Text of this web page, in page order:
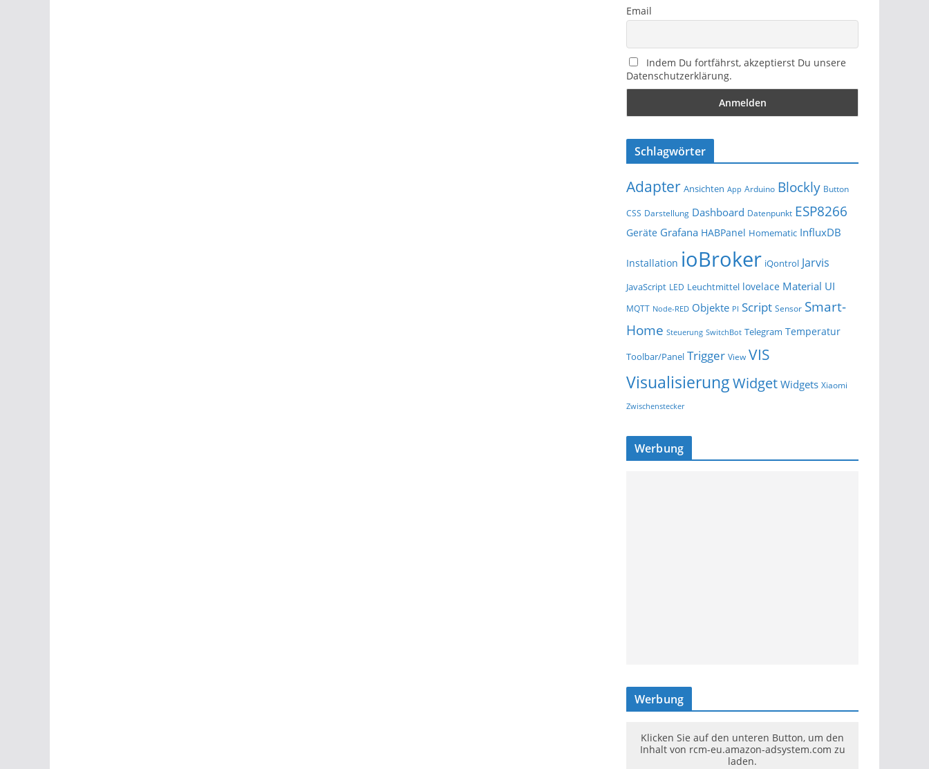
Email
Indem Du fortfährst, akzeptierst Du unsere
Datenschutzerklärung.
Schlagwörter
Adapter Ansichten App Arduino Blockly Button
CSS Darstellung Dashboard Datenpunkt ESP8266
Geräte Grafana HABPanel Homematic InfluxDB
Installation ioBroker iQontrol Jarvis
JavaScript LED Leuchtmittel lovelace Material UI
MQTT Node-RED Objekte PI Script Sensor Smart-
Home Steuerung SwitchBot Telegram Temperatur
Toolbar/Panel Trigger View VIS
VisualisierungWidget Widgets Xiaomi
Zwischenstecker
Werbung
Werbung
Klicken Sie auf den unteren Button, um den
Inhalt von rcm-eu.amazon-adsystem.com zu
laden.